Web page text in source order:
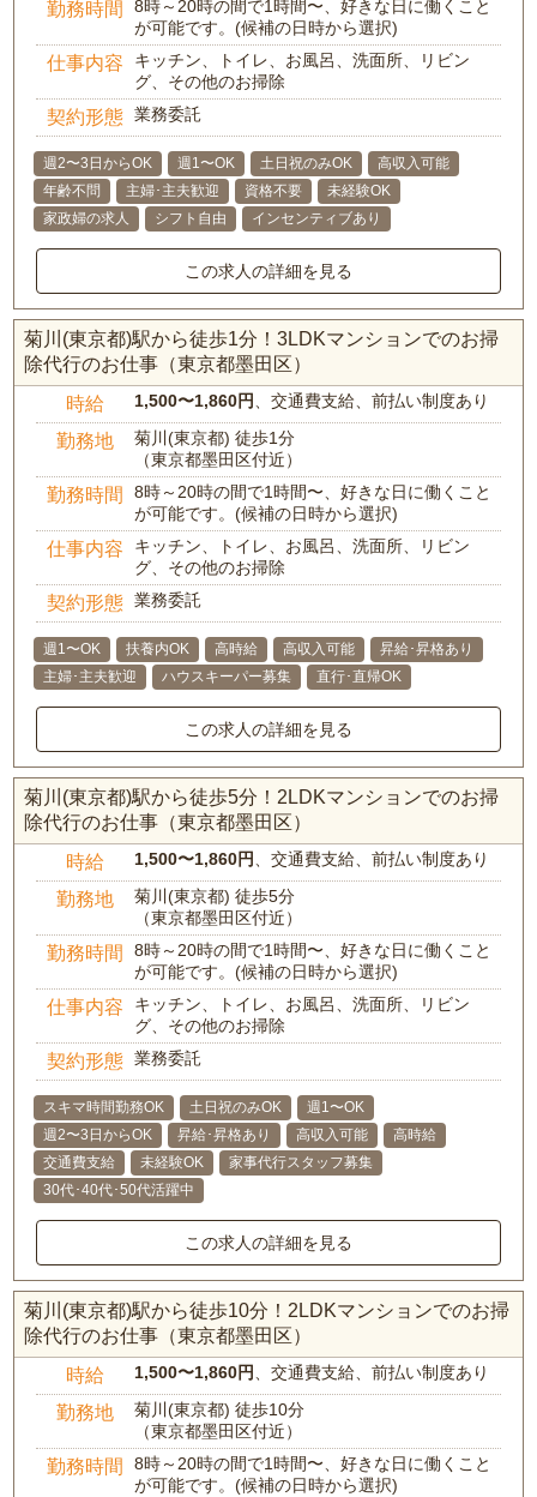
勤務時間
8時～20時の間で1時間〜、好きな日に働くこと
が可能です。(候補の日時から選択)
仕事内容
キッチン、トイレ、お風呂、洗面所、リビン
グ、その他のお掃除
契約形態 業務委託
週2〜3日からOK 週1〜OK 土日祝のみOK
高収入可能
年齢不問
主婦･主夫歓迎 資格不要
未経験OK
家政婦の求人
シフト自由 インセンティブあり
この求人の詳細を見る
菊川(東京都)駅から徒歩1分！3LDKマンションでのお掃
除代行のお仕事（東京都墨田区）
時給 1,500〜1,860円、交通費支給、前払い制度あり
勤務地
菊川(東京都) 徒歩1分
（東京都墨田区付近）
勤務時間
8時～20時の間で1時間〜、好きな日に働くこと
が可能です。(候補の日時から選択)
仕事内容
キッチン、トイレ、お風呂、洗面所、リビン
グ、その他のお掃除
契約形態 業務委託
週1〜OK 扶養内OK 高時給 高収入可能
昇給･昇格あり
主婦･主夫歓迎
ハウスキーパー募集 直行･直帰OK
この求人の詳細を見る
菊川(東京都)駅から徒歩5分！2LDKマンションでのお掃
除代行のお仕事（東京都墨田区）
時給 1,500〜1,860円、交通費支給、前払い制度あり
勤務地
菊川(東京都) 徒歩5分
（東京都墨田区付近）
勤務時間
8時～20時の間で1時間〜、好きな日に働くこと
が可能です。(候補の日時から選択)
仕事内容
キッチン、トイレ、お風呂、洗面所、リビン
グ、その他のお掃除
契約形態 業務委託
スキマ時間勤務OK 土日祝のみOK
週1〜OK
週2〜3日からOK
昇給･昇格あり 高収入可能
高時給
交通費支給
未経験OK
家事代行スタッフ募集
30代･40代･50代活躍中
この求人の詳細を見る
菊川(東京都)駅から徒歩10分！2LDKマンションでのお掃
除代行のお仕事（東京都墨田区）
時給 1,500〜1,860円、交通費支給、前払い制度あり
勤務地
菊川(東京都) 徒歩10分
（東京都墨田区付近）
勤務時間
8時～20時の間で1時間〜、好きな日に働くこと
が可能です。(候補の日時から選択)